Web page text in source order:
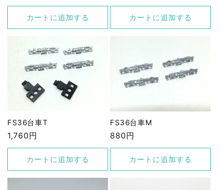
常
格
カートに追加する
常
格
カートに追加する
FS36台車T
通
常
格
1,760円
カートに追加する
FS36台車M
通
常
格
880円
カートに追加する